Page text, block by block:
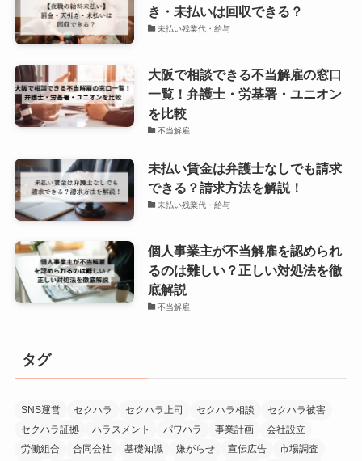
き・未払いは回収できる？
未払い残業代・給与
大阪で相談できる不当解雇の窓口
一覧！弁護士・労基署・ユニオン
を比較
不当解雇
未払い賃金は弁護士なしでも請求
できる？請求方法を解説！
未払い残業代・給与
個人事業主が不当解雇を認められ
るのは難しい？正しい対処法を徹
底解説
不当解雇
タグ
SNS運営 セクハラ セクハラ上司 セクハラ相談
セクハラ被害
セクハラ証拠
ハラスメント パワハラ 事業計画
会社設立
労働組合
合同会社 基礎知識 嫌がらせ 宣伝広告
市場調査